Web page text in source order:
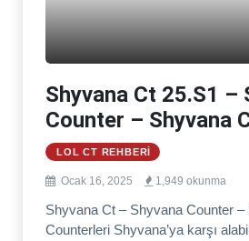
Shyvana Ct 25.S1 –
Counter – Shyvana
LOL CT REHBERI
Ocak 16, 2025 1,949 okunma
Shyvana Ct – Shyvana Counter –
Counterleri Shyvana’ya karşı